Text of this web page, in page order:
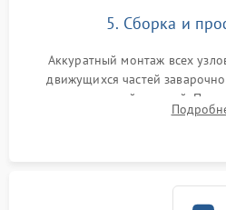
5. Сборка и
Аккуратный монтаж всех
движущихся частей
силиконовой смазкой.
декальцинации и очистки